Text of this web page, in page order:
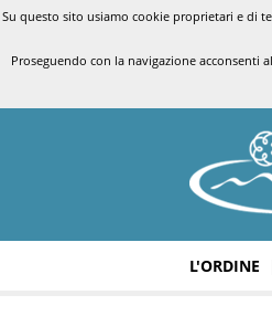
Su questo sito usiamo cookie proprietari e di
Proseguendo con la navigazione
L'ORDINE